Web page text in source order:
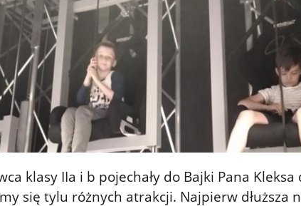
klasy IIa i b pojechały do Bajki Pana
się tylu różnych atrakcji. Najpierw dłuższa